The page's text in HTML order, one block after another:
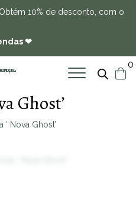
10% de desconto, com o
❤
0
Ghost’
Nova Ghost’